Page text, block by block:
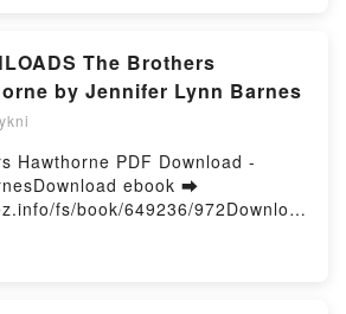
Cooley, Carrie Jenkins, PhD VK,
Dive Into Navigating Open
Fern, David Cooley, Carrie
Polywise: A Deeper Dive Into
PhD Epub VK, Polywise: A
Open Relationships
Cooley, Carrie Jenkins, PhD
Urquhart Epub, The Butcher
Muller Novel Alaina Urquhart
Butcher Game: A Dr. Wren Muller
Audiobook, The Butcher
Muller Novel Alaina Urquhart VK,
A Dr. Wren Muller Novel Alaina
Butcher Game: A Dr. Wren
Urquhart Epub VK, The Butcher
Muller Novel Alaina Urquhart Free
The Brothers
by Jennifer Lynn Barnes
Hawthorne PDF Download -
ebook ➡
fs/book/649236/972Download
Jennifer Lynn BarnesThe